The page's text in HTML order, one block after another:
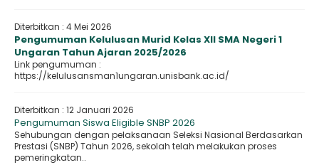
Diterbitkan : 4 Mei 2026
Pengumuman Kelulusan Murid Kelas XII SMA Negeri 1
Ungaran Tahun Ajaran 2025/2026
Link pengumuman :
https://kelulusansman1ungaran.unisbank.ac.id/
Diterbitkan : 12 Januari 2026
Pengumuman Siswa Eligible SNBP 2026
Sehubungan dengan pelaksanaan Seleksi Nasional Berdasarkan
Prestasi (SNBP) Tahun 2026, sekolah telah melakukan proses
pemeringkatan..